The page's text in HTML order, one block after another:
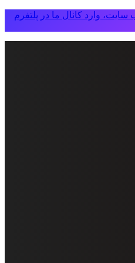
وارد کانال ما در پلتفرم